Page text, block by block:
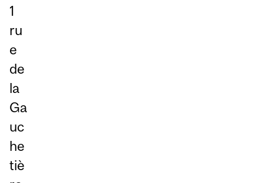
1
ru
e
de
la
Ga
uc
he
tiè